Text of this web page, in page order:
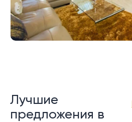
Лучшие
предложения в